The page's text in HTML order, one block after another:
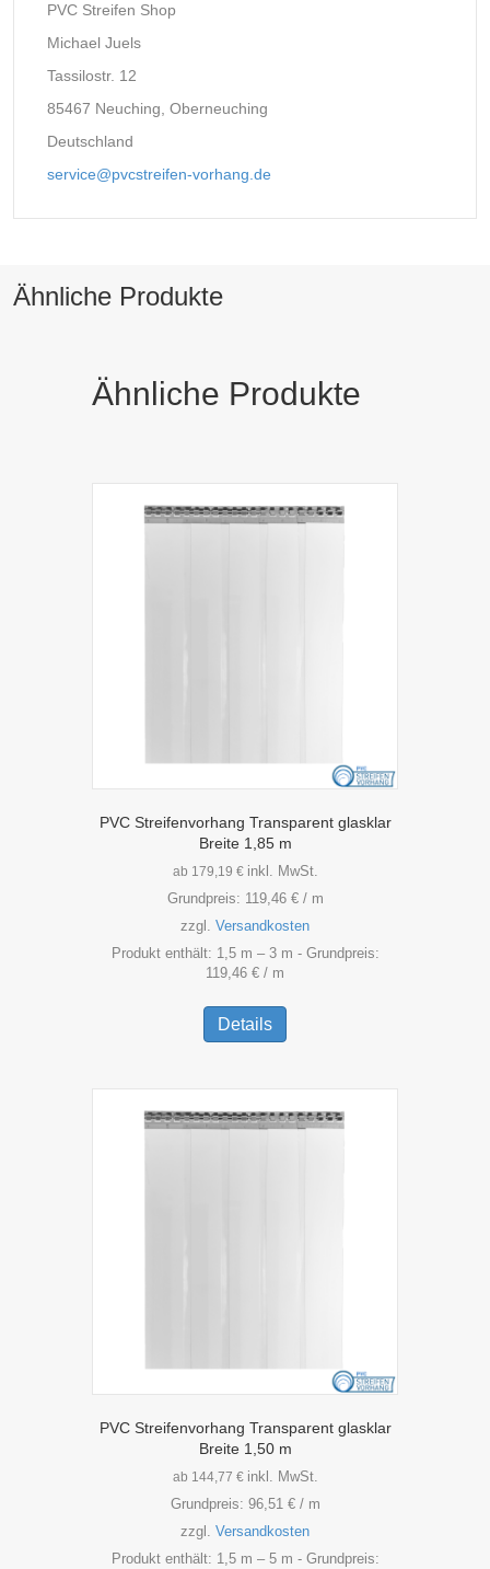
PVC Streifen Shop
Michael Juels
Tassilostr. 12
85467 Neuching, Oberneuching
Deutschland
service@pvcstreifen-vorhang.de
Ähnliche Produkte
Ähnliche Produkte
PVC Streifenvorhang Transparent glasklar
Breite 1,85 m
ab 179,19 € inkl. MwSt.
Grundpreis: 119,46 €/ m
zzgl. Versandkosten
Produkt enthält: 1,5 m – 3 m - Grundpreis:
119,46 € / m
Details
weist
Varianten
auf.
Die
PVC Streifenvorhang Transparent glasklar
Breite 1,50 m
ab 144,77 € inkl. MwSt.
Grundpreis: 96,51 €/ m
zzgl. Versandkosten
Produkt enthält: 1,5 m – 5 m - Grundpreis: